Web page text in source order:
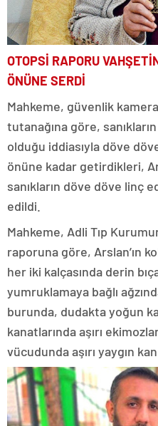
OTOPSİ RAPORU
ÖNÜNE SERDİ
Mahkeme, güvenlik
tutanağına göre,
olduğu iddiasıyla döve
önüne kadar getirdikleri,
sanıkların döve döve linç
edildi.
Mahkeme, Adli Tıp
raporuna göre, Arslan’ın
her iki kalçasında derin
yumruklamaya bağlı
burunda, dudakta yoğun
kanatlarında aşırı
vücudunda aşırı yaygın